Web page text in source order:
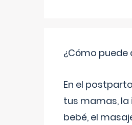
¿Cómo
En el
tus mamas, la
bebé, el